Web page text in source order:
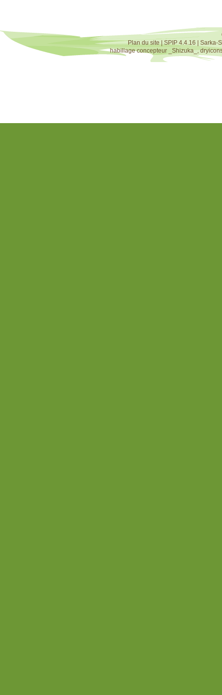
Plan du site|SPIP 4.4.16
Sarka-
habillage concepteur
_Shizuka_,